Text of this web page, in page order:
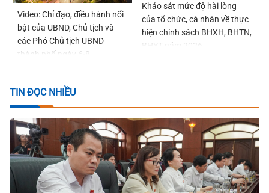
Video: Chỉ đạo, điều hành nổi
bật của UBND, Chủ tịch và
các Phó Chủ tịch UBND
thành phố ngày 6-8
Khảo sát mức độ hài lòng
của tổ chức, cá nhân về thực
hiện chính sách BHXH, BHTN,
BHYT năm 2026
TIN ĐỌC NHIỀU